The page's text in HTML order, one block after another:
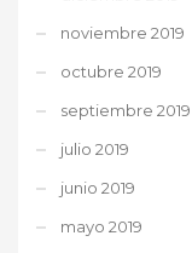
noviembre 2019
octubre 2019
septiembre 2019
julio 2019
junio 2019
mayo 2019